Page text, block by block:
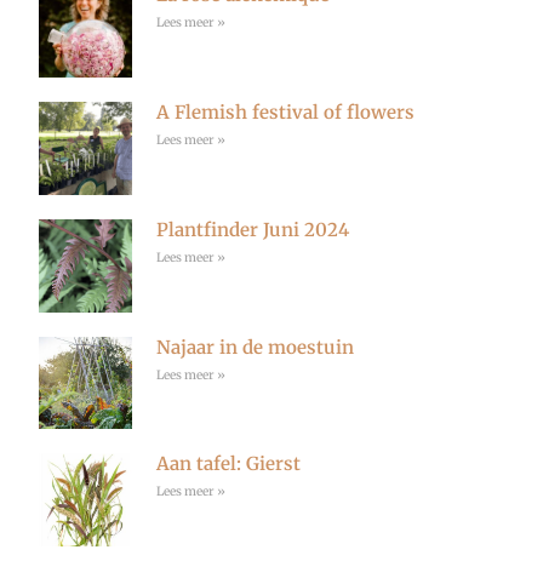
Lees meer »
A Flemish festival of flowers
Lees meer »
Plantfinder Juni 2024
Lees meer »
Najaar in de moestuin
Lees meer »
Aan tafel: Gierst
Lees meer »